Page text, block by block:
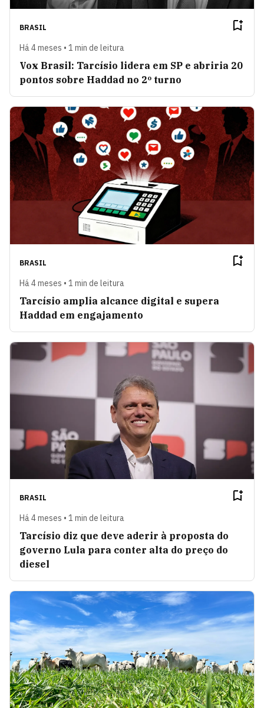
BRASIL
Há 4 meses • 1 min de leitura
Vox Brasil: Tarcísio lidera em SP e abriria 20
pontos sobre Haddad no 2º turno
BRASIL
Há 4 meses • 1 min de leitura
Tarcísio amplia alcance digital e supera
Haddad em engajamento
BRASIL
Há 4 meses • 1 min de leitura
Tarcísio diz que deve aderir à proposta do
governo Lula para conter alta do preço do
diesel